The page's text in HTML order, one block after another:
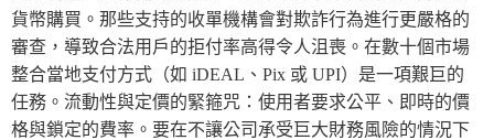
貨幣購買。那些支持的收單機構會對欺詐行為進行更嚴格的
審查，導致合法用戶的拒付率高得令人沮喪。在數十個市場
整合當地支付方式（如 iDEAL、Pix 或 UPI）是一項艱巨的
任務。流動性與定價的緊箍咒：使用者要求公平、即時的價
格與鎖定的費率。要在不讓公司承受巨大財務風險的情況下